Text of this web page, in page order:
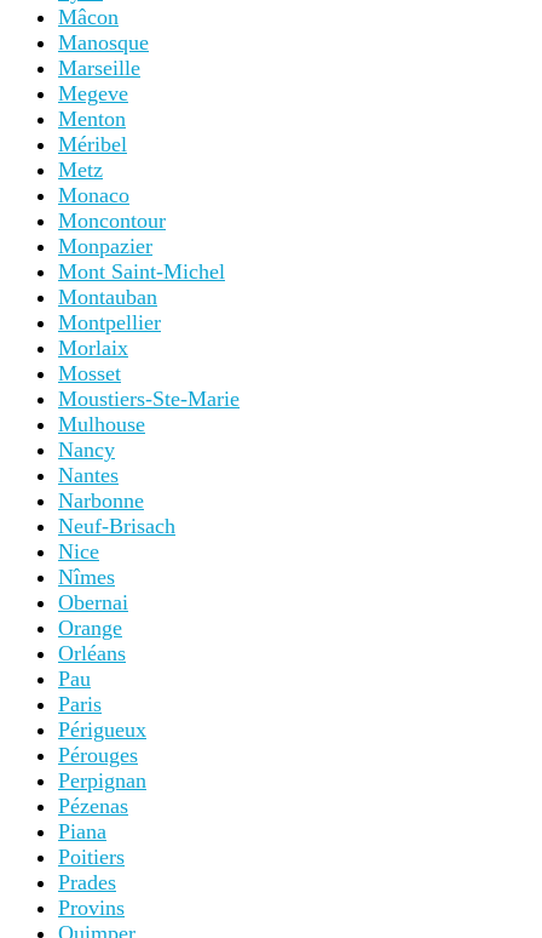
Mâcon
Manosque
Marseille
Megeve
Menton
Méribel
Metz
Monaco
Moncontour
Monpazier
Mont Saint-Michel
Montauban
Montpellier
Morlaix
Mosset
Moustiers-Ste-Marie
Mulhouse
Nancy
Nantes
Narbonne
Neuf-Brisach
Nice
Nîmes
Obernai
Orange
Orléans
Pau
Paris
Périgueux
Pérouges
Perpignan
Pézenas
Piana
Poitiers
Prades
Provins
Quimper